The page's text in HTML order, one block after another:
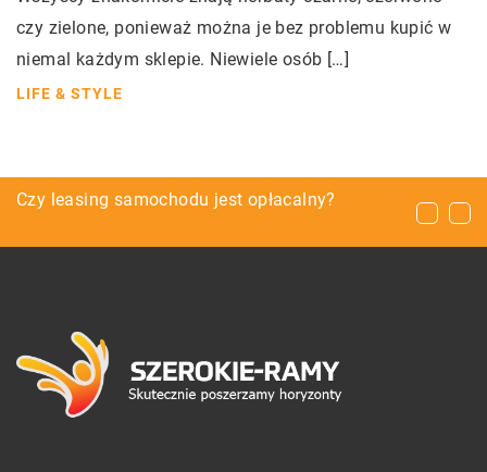
czy zielone, ponieważ można je bez problemu kupić w
niemal każdym sklepie. Niewiele osób […]
LIFE & STYLE
Nurkowanie – niezwykłe doświadczenie, które
Czy leasing samochodu jest opłacalny?
Dlaczego warto skorzystać z bronchoskopii?